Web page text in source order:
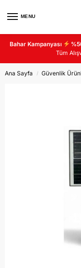
MENU
Bahar Kampanyası
Tüm
Ana Sayfa / Güvenlik